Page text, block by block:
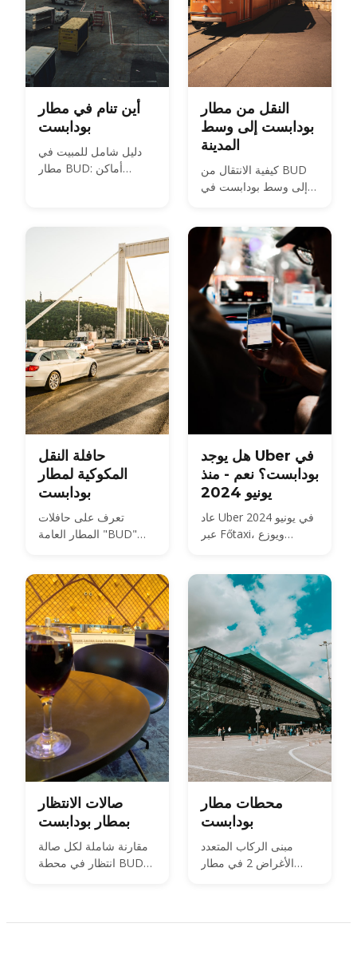
أين تنام في مطار
بودابست
دليل شامل للمبيت في
مطار BUD: أماكن
النقل من مطار
بودابست إلى وسط
المدينة
كيفية الانتقال من BUD
إلى وسط بودابست في
وسيارة الأجرة والنقل
الخاص، مع الأسعار
والأوقات.
حافلة النقل
المكوكية لمطار
بودابست
تعرف على حافلات
المطار العامة "BUD"
هل يوجد Uber في
بودابست؟ نعم - منذ
يونيو 2024
عاد Uber في يونيو 2024
عبر Főtaxi، ويوزع
قبل المدينة. إليك ما يعنيه
ذلك بالنسبة للأسعار
والمطار وBolt.
صالات الانتظار
بمطار بودابست
مقارنة شاملة لكل صالة
انتظار في محطة BUD
محطات مطار
بودابست
مبنى الركاب المتعدد
الأغراض 2 في مطار